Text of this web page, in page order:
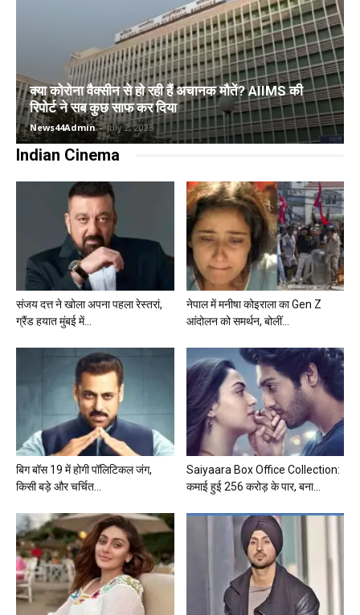
क्या कोरोना वैक्सीन से हो रही हैं अचानक मौतें? AIIMS की
रिपोर्ट ने सब कुछ साफ कर दिया
News44Admin - July 2, 2025
Indian Cinema
संजय दत्त ने खोला अपना पहला रेस्तरां,
ग्रैंड हयात मुंबई में...
नेपाल में मनीषा कोइराला का Gen Z
आंदोलन को समर्थन, बोलीं...
बिग बॉस 19 में होगी पॉलिटिकल जंग,
किसी बड़े और चर्चित...
Saiyaara Box Office Collection:
कमाई हुई 256 करोड़ के पार, बना...